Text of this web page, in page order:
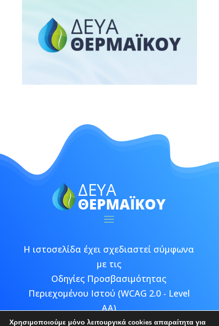
Η ιστοσελίδα έχει σχεδιαστεί σύμφωνα
με τις
Οδηγίες Προσβασιμότητας
Περιεχομένου Ιστού (WCAG 2.0 - Level
AA)
Χρησιμοποιούμε μόνο λειτουργικά cookies απαραίτητα για